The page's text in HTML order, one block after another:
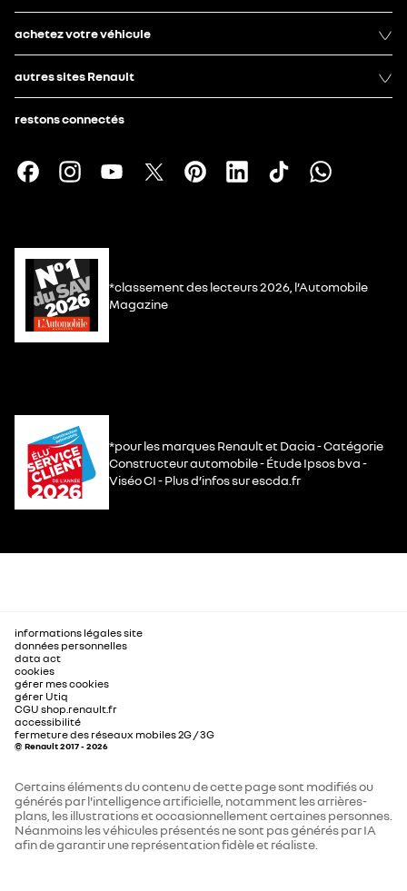
achetez votre véhicule
autres sites Renault
restons connectés
*classement des lecteurs 2026, l’Automobile
Magazine
*pour les marques Renault et Dacia - Catégorie
Constructeur automobile - Étude Ipsos bva -
Viséo CI - Plus d’infos sur escda.fr
informations légales site
données personnelles
data act
cookies
gérer mes cookies
gérer Utiq
CGU shop.renault.fr
accessibilité
fermeture des réseaux mobiles 2G / 3G
© Renault 2017 - 2026
Certains éléments du contenu de cette page sont modifiés ou
générés par l'intelligence artificielle, notamment les arrières-
plans, les illustrations et occasionnellement certaines personnes.
Néanmoins les véhicules présentés ne sont pas générés par IA
afin de garantir une représentation fidèle et réaliste.